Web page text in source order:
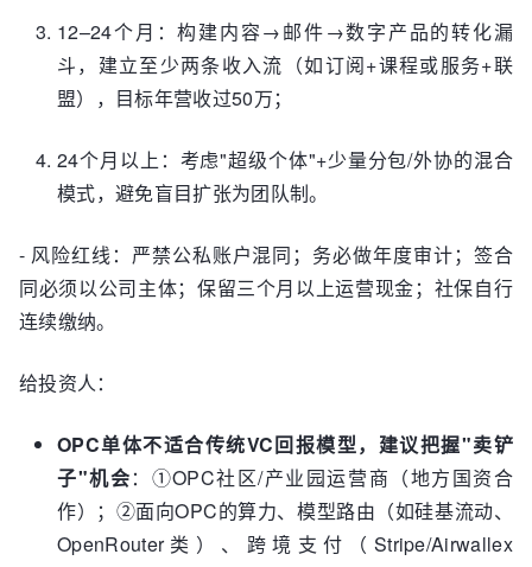
12–24个月：构建内容→邮件→数字产品的转化漏
斗，建立至少两条收入流（如订阅+课程或服务+联
盟），目标年营收过50万；
24个月以上：考虑"超级个体"+少量分包/外协的混合
模式，避免盲目扩张为团队制。
- 风险红线：严禁公私账户混同；务必做年度审计；签合
同必须以公司主体；保留三个月以上运营现金；社保自行
连续缴纳。
给投资人：
OPC单体不适合传统VC回报模型，建议把握"卖铲
子"机会：①OPC社区/产业园运营商（地方国资合
作）；②面向OPC的算力、模型路由（如硅基流动、
OpenRouter类）、跨境支付（Stripe/Airwallex